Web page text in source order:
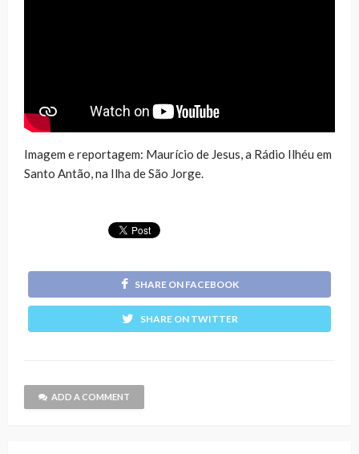
Imagem e reportagem: Maurício de Jesus, a Rádio Ilhéu em
Santo Antão, na Ilha de São Jorge.
SHARE ON FACEBOOK
SHARE ON TWITTER
ADD A COMMENT